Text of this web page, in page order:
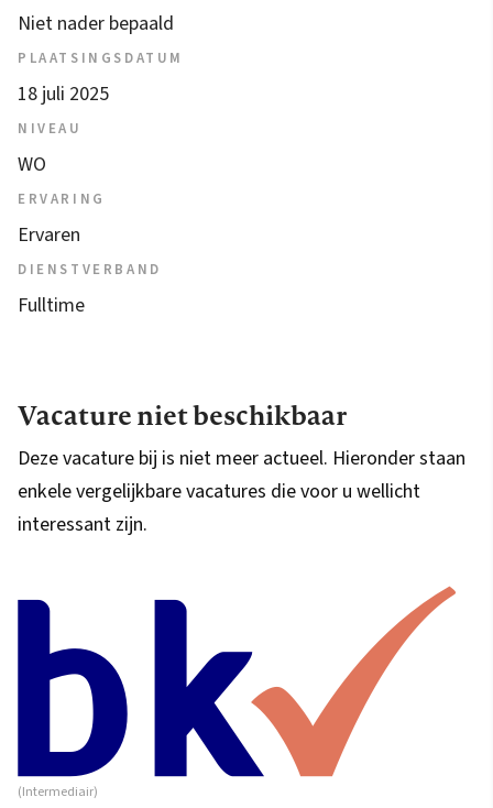
Niet nader bepaald
PLAATSINGSDATUM
18 juli 2025
NIVEAU
WO
ERVARING
Ervaren
DIENSTVERBAND
Fulltime
Vacature niet beschikbaar
Deze vacature bij is niet meer actueel. Hieronder staan
enkele vergelijkbare vacatures die voor u wellicht
interessant zijn.
(Intermediair)